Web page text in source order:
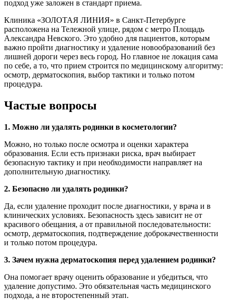
подход уже заложен в стандарт приема.
Клиника «ЗОЛОТАЯ ЛИНИЯ» в Санкт-Петербурге
расположена на Тележной улице, рядом с метро Площадь
Александра Невского. Это удобно для пациентов, которым
важно пройти диагностику и удаление новообразований без
лишней дороги через весь город. Но главное не локация сама
по себе, а то, что прием строится по медицинскому алгоритму:
осмотр, дерматоскопия, выбор тактики и только потом
процедура.
Частые вопросы
1. Можно ли удалять родинки в косметологии?
Можно, но только после осмотра и оценки характера
образования. Если есть признаки риска, врач выбирает
безопасную тактику и при необходимости направляет на
дополнительную диагностику.
2. Безопасно ли удалять родинки?
Да, если удаление проходит после диагностики, у врача и в
клинических условиях. Безопасность здесь зависит не от
красивого обещания, а от правильной последовательности:
осмотр, дерматоскопия, подтверждение доброкачественности
и только потом процедура.
3. Зачем нужна дерматоскопия перед удалением родинки?
Она помогает врачу оценить образование и убедиться, что
удаление допустимо. Это обязательная часть медицинского
подхода, а не второстепенный этап.